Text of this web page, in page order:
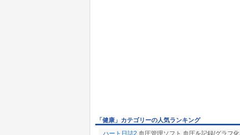
「健康」カテゴリーの人気ランキング
ハート日誌2 血圧管理ソフト 血圧を記録/グラフ化